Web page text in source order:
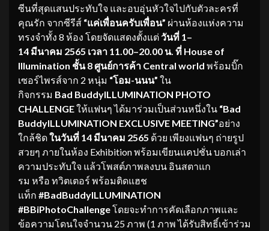
ซีนที่สุดแสนประทับใจ และอบอุ่นหัวใจไปกับตัวละครที่
คุณรัก จากซีรีส์ “แค่เพื่อนครับเพื่อน” ผ่านห้องแห่งความ
ทรงจำทั้ง 8 ห้อง โดยจัดแสดงตั้งแต่วันที่ 1 –
14 มีนาคม 2565 เวลา 11.00–20.00 น. ที่ House of
Illumination ชั้น 8 ศูนย์การค้า Central world พร้อมบิ๊ก
เซอร์ไพรส์จาก 2 หนุ่ม “โอม-นนน” ใน
กิจกรรม Bad BuddyILLUMINATION PHOTO
CHALLENGEให้แฟนๆ ได้มาร่วมเป็นส่วนหนึ่งใน “Bad
BuddyILLUMINATION EXCLUSIVE MEETING”อย่าง
ใกล้ชิดในวันที่ 14 มีนาคม 2565 ด้วย เพียงแฟนๆ ถ่ายรูป
สวยๆ ภายในห้อง Exhibition พร้อมเขียนแคปชั่น บอกเล่า
ความประทับใจ แล้วโพสต์ภาพลงบน อินสตาแก
รม หรือ ทวิตเตอร์ พร้อมติดแฮช
แท็ก #BadBuddyILLUMINATION
#BBiPhotoChallengeโดยจะทำการคัดเลือกภาพและ
ข้อความโดนใจจำนวน 25 ภาพ (1 ภาพ ได้รับสิทธิ์เข้าร่วม